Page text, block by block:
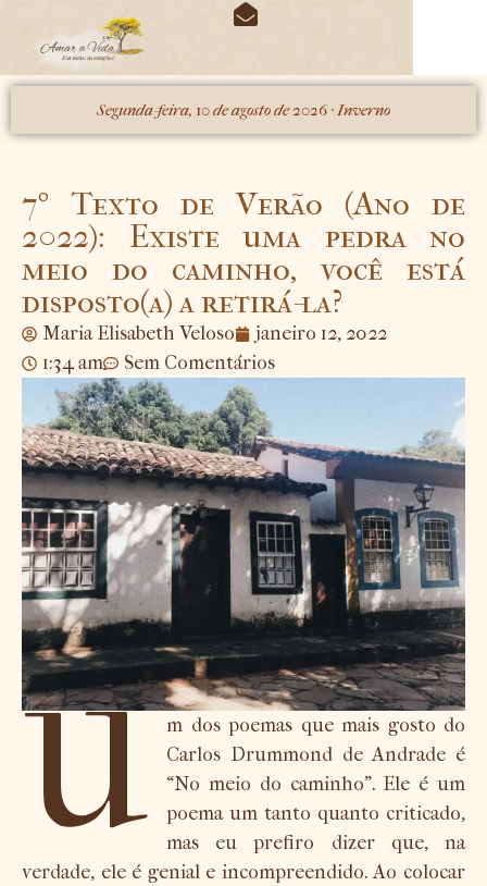
Segunda-feira, 10 de agosto de 2026 · Inverno
7º Texto de Verão (Ano de
2022): Existe uma pedra no
meio do caminho, você está
disposto(a) a retirá-la?
Maria Elisabeth Veloso
janeiro 12, 2022
1:34 am
Sem Comentários
U
m dos poemas que mais gosto do
Carlos Drummond de Andrade é
“No meio do caminho”. Ele é um
poema um tanto quanto criticado,
mas eu prefiro dizer que, na
verdade, ele é genial e incompreendido. Ao colocar